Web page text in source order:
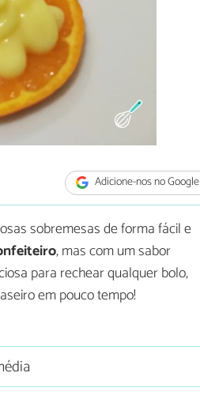
Adicione-nos no Google
sobremesas de forma fácil e
, mas com um sabor
para rechear qualquer bolo,
em pouco tempo!